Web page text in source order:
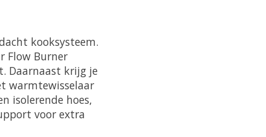
kooksysteem.
Flow Burner
Daarnaast krijg je
warmtewisselaar
isolerende hoes,
voor extra